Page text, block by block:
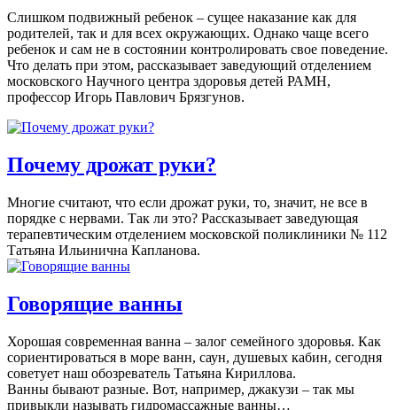
Слишком подвижный ребенок – сущее наказание как для
родителей, так и для всех окружающих. Однако чаще всего
ребенок и сам не в состоянии контролировать свое поведение.
Что делать при этом, рассказывает заведующий отделением
московского Научного центра здоровья детей РАМН,
профессор Игорь Павлович Брязгунов.
Почему дрожат руки?
Многие считают, что если дрожат руки, то, значит, не все в
порядке с нервами. Так ли это? Рассказывает заведующая
терапевтическим отделением московской поликлиники № 112
Татьяна Ильинична Капланова.
Говорящие ванны
Хорошая современная ванна – залог семейного здоровья. Как
сориентироваться в море ванн, саун, душевых кабин, сегодня
советует наш обозреватель Татьяна Кириллова.
Ванны бывают разные. Вот, например, джакузи – так мы
привыкли называть гидромассажные ванны…